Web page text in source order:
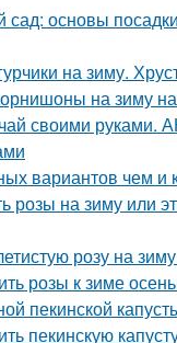
сад: основы
на зиму.
на зиму
своими руками.
вариантов чем и
розы на зиму или
розу на
розы к зиме
пекинской
пекинскую